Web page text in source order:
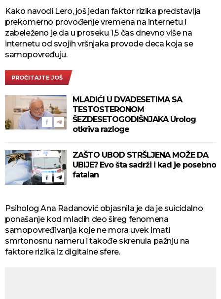
Kako navodi Lero, još jedan faktor rizika predstavlja
prekomerno provođenje vremena na internetu i
zabeleženo je da u proseku 1,5 čas dnevno više na
internetu od svojih vršnjaka provode deca koja se
samopovređuju.
PROČITAJTE JOŠ
MLADIĆI U DVADESETIMA SA
TESTOSTERONOM
ŠEZDESETOGODIŠNJAKA Urolog
otkriva razloge
ZAŠTO UBOD STRŠLJENA MOŽE DA
UBIJE? Evo šta sadrži i kad je posebno
fatalan
Psiholog Ana Radanović objasnila je da je suicidalno
ponašanje kod mladih deo šireg fenomena
samopovređivanja koje ne mora uvek imati
smrtonosnu nameru i takođe skrenula pažnju na
faktore rizika iz digitalne sfere.